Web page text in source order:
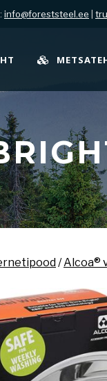
info@foreststeel.ee
/Alcoa®